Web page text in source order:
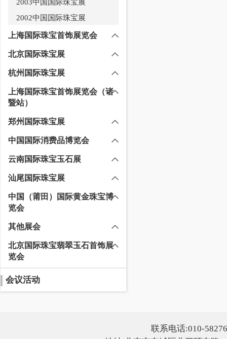
2003中国国际珠宝展
2002中国国际珠宝展
上海国际珠宝首饰展览会
北京国际珠宝展
杭州国际珠宝展
上海国际珠宝首饰展览会（诸
暨站）
郑州国际珠宝展
中国国际消费品博览会
云南国际珠宝玉石展
汕尾国际珠宝展
中国（莆田）国际黄金珠宝博
览会
其他展会
北京国际珠宝翡翠玉石首饰展
览会
会议活动
联系电话:010-